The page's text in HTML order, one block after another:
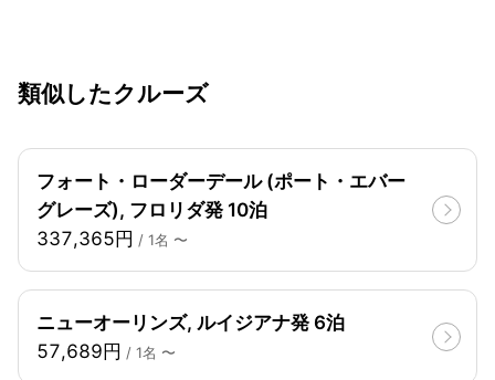
類似したクルーズ
フォート・ローダーデール (ポート・エバー
グレーズ), フロリダ発 10泊
337,365円 / 1名 〜
ニューオーリンズ, ルイジアナ発 6泊
57,689円 / 1名 〜